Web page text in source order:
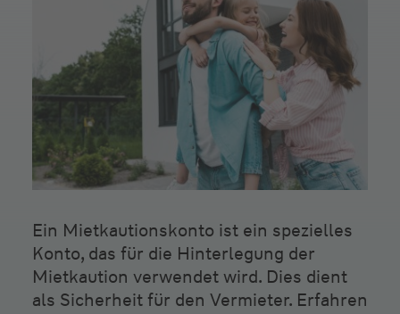
Ein Mietkautionskonto ist ein spezielles
Konto, das für die Hinterlegung der
Mietkaution verwendet wird. Dies dient
als Sicherheit für den Vermieter. Erfahren